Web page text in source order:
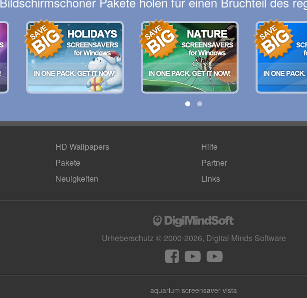
HD Wallpapers
Pakete
Neuigkeiten
Hilfe
Partner
Links
Urheberschutz © 2000-2026, Digital Minds Software
aquarium screensaver vista